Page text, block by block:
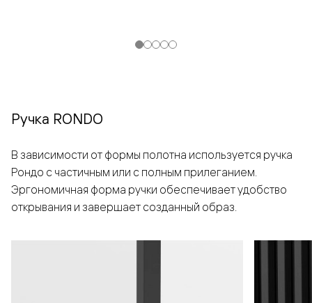
Ручка RONDO
В зависимости от формы полотна используется ручка
Рондо с частичным или с полным прилеганием.
Эргономичная форма ручки обеспечивает удобство
открывания и завершает созданный образ.